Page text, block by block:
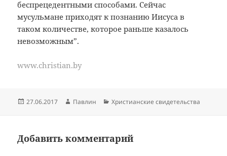
беспрецедентными способами. Сейчас
мусульмане приходят к познанию Иисуса в
таком количестве, которое раньше казалось
невозможным”.
www.christian.by
Опубликовано
27.06.2017 Автор
Павлин Рубрики
Христианские свидетельства
Добавить комментарий